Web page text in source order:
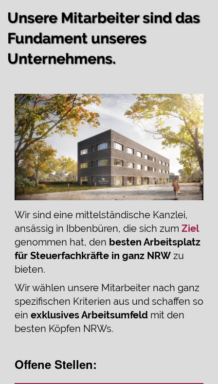
Unsere Mitarbeiter sind das
Fundament unseres
Unternehmens.
Wir sind eine mittelständische Kanzlei,
ansässig in Ibbenbüren, die sich zum Ziel
genommen hat, den besten Arbeitsplatz
für Steuerfachkräfte in ganz NRW zu
bieten.
Wir wählen unsere Mitarbeiter nach ganz
spezifischen Kriterien aus und schaffen so
ein exklusives Arbeitsumfeld mit den
besten Köpfen NRWs.
Offene Stellen: